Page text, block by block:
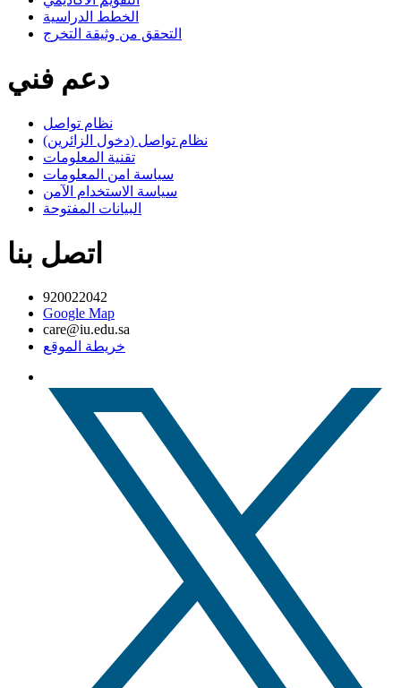
الخطط الدراسية
التحقق من وثيقة التخرج
دعم فني
نظام تواصل
نظام تواصل (دخول الزائرين)
تقنية المعلومات
سياسة امن المعلومات
سياسة الاستخدام الآمن
البيانات المفتوحة
اتصل بنا
920022042
Google Map
care@iu.edu.sa
خريطة الموقع